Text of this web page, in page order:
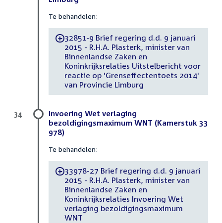
Te behandelen:
-32851-9 Brief regering d.d. 9 januari
2015 - R.H.A. Plasterk, minister van
Binnenlandse Zaken en
Koninkrijksrelaties Uitstelbericht voor
reactie op 'Grenseffectentoets 2014'
van Provincie Limburg
Invoering Wet verlaging
bezoldigingsmaximum WNT (Kamerstuk 33
978)
Te behandelen:
-33978-27 Brief regering d.d. 9 januari
2015 - R.H.A. Plasterk, minister van
Binnenlandse Zaken en
Koninkrijksrelaties Invoering Wet
verlaging bezoldigingsmaximum
WNT
34